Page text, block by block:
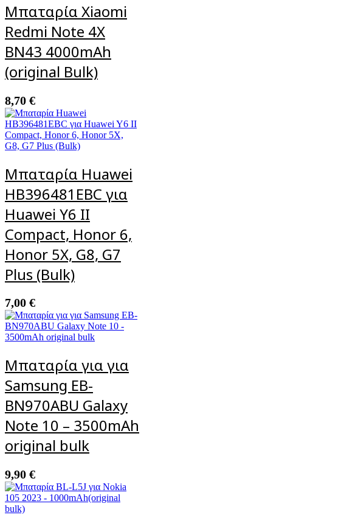
Μπαταρία Xiaomi
Redmi Note 4X
BN43 4000mAh
(original Bulk)
8,70 €
Μπαταρία Huawei
HB396481EBC για
Huawei Y6 II
Compact, Honor 6,
Honor 5X, G8, G7
Plus (Bulk)
7,00 €
Μπαταρία για για
Samsung EB-
BN970ABU Galaxy
Note 10 – 3500mAh
original bulk
9,90 €